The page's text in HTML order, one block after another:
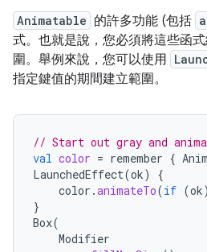
Animatable 的許多功能 (包括
式。也就是說，您必須將這些函
圍。舉例來說，您可以使用
指定鍵值的期間建立範圍。
// Start out gray and
val color = remember {
LaunchedEffect(ok)
{
color .animateTo(if (ok)
}
Box(
Modifier